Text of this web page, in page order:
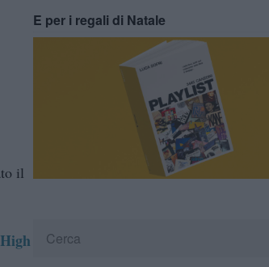
il
High
E per i regali di Natale